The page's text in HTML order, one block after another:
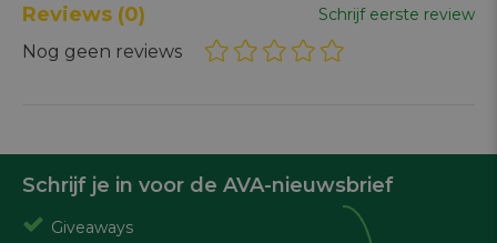
Reviews (0) Schrijf eerste review
Nog geen reviews
Schrijf je in voor de AVA-nieuwsbrief
Giveaways